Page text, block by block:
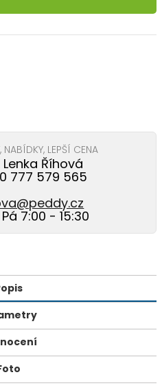
NABÍDKY, LEPŠÍ CENA
Lenka Říhová
777 579 565
7:00 - 15:30